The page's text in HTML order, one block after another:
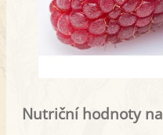
Nutriční hodnoty na